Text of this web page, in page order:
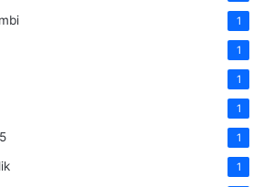
1
1
1
1
1
1